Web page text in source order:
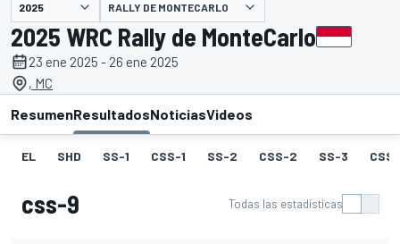
presentado por RALLY DE MONTECARLO
2025 WRC Rally de MonteCarlo
23 ene 2025 - 26 ene 2025
, MC
ResumenResultadosNoticiasVideos
EL SHD SS-1 CSS-1 SS-2 CSS-2 SS-3
css-9 Todas las estadísticas